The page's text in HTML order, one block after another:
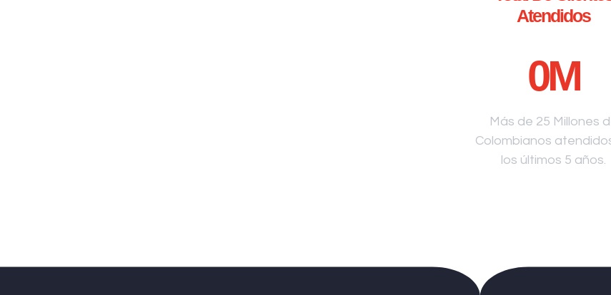
Atendidos
0M
Más de 25 Millones
Colombianos
los últimos 5 años.